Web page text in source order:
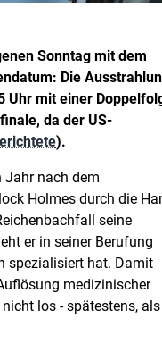
Sonntag mit dem
Die
Uhr mit einer
da der US-
).
Jahr nach dem
Holmes durch die
seine
er in seiner Berufung
spezialisiert hat. Damit
medizinischer
los - spätestens, als